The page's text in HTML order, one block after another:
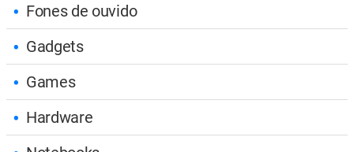
Fones de ouvido
Gadgets
Games
Hardware